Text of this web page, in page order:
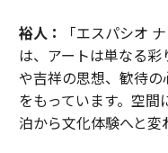
裕人：
「エスパシオ
は、アートは単なる
や吉祥の思想、歓待
をもっています。空間
泊から文化体験へと変